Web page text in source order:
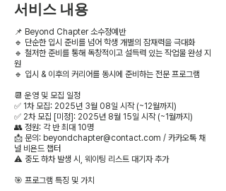
국
원
서비스 내용
📌 Beyond Chapter 소수정예반
🔹 단순한 입시 준비를 넘어 학생 개별의 잠재력을 극대화
🔹 철저한 준비를 통해 독창적이고 설득력 있는 작업물 완성 지
원
🔹 입시 & 이후의 커리어를 동시에 준비하는 전문 프로그램
📆 운영 및 모집 일정
✅ 1차 모집: 2025년 3월 08일 시작 (~12월까지)
✅ 2차 모집 [미정]: 2025년 8월 15일 시작 (~1월까지)
👥 정원: 각 반 최대 10명
📩 문의: beyondchapter@contact.com / 카카오톡 채
널 비욘드 챕터
⚠️ 중도 하차 발생 시, 웨이팅 리스트 대기자 추가
🎯 프로그램 특징 및 가치